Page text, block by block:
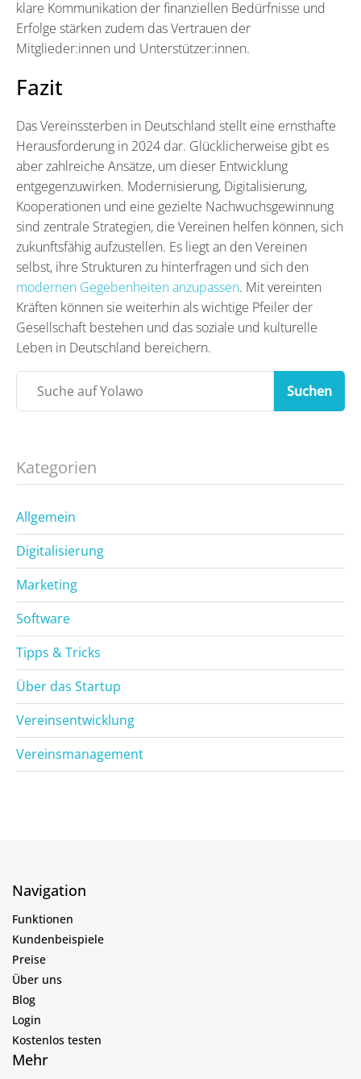
klare Kommunikation der finanziellen Bedürfnisse und
Erfolge stärken zudem das Vertrauen der
Mitglieder:innen und Unterstützer:innen.
Fazit
Das Vereinssterben in Deutschland stellt eine ernsthafte
Herausforderung in 2024 dar. Glücklicherweise gibt es
aber zahlreiche Ansätze, um dieser Entwicklung
entgegenzuwirken. Modernisierung, Digitalisierung,
Kooperationen und eine gezielte Nachwuchsgewinnung
sind zentrale Strategien, die Vereinen helfen können, sich
zukunftsfähig aufzustellen. Es liegt an den Vereinen
selbst, ihre Strukturen zu hinterfragen und sich den
modernen Gegebenheiten anzupassen. Mit vereinten
Kräften können sie weiterhin als wichtige Pfeiler der
Gesellschaft bestehen und das soziale und kulturelle
Leben in Deutschland bereichern.
Suchen
Kategorien
Allgemein
Digitalisierung
Marketing
Software
Tipps & Tricks
Über das Startup
Vereinsentwicklung
Vereinsmanagement
Navigation
Funktionen
Kundenbeispiele
Preise
Über uns
Blog
Login
Kostenlos testen
Mehr